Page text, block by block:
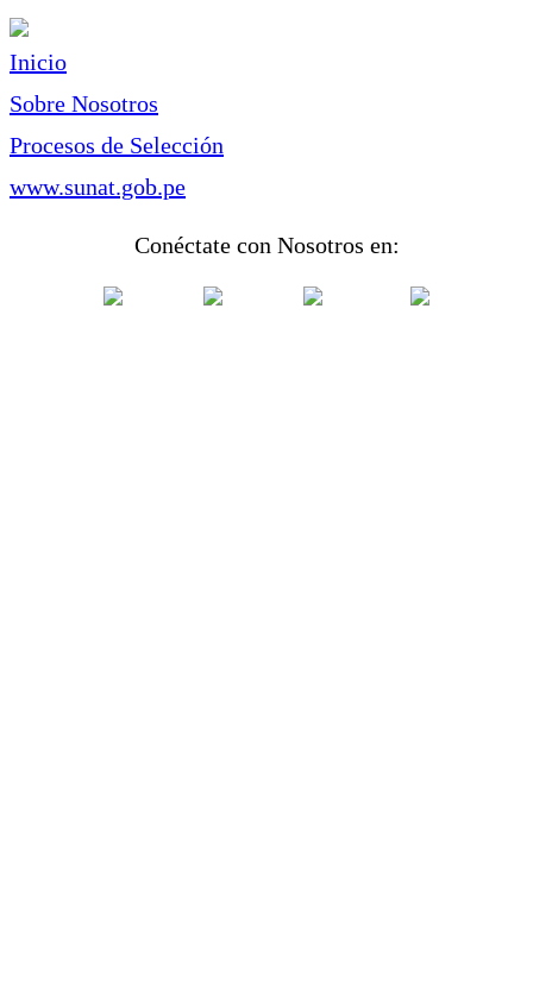
Inicio
Sobre Nosotros
Procesos de Selección
www.sunat.gob.pe
Conéctate con Nosotros en: